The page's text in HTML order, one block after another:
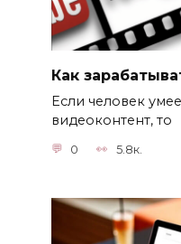
Как
Если человек
видеоконтент, то
0 5.8к.